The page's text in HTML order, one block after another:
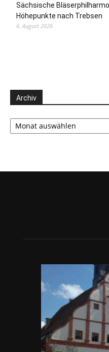
Sächsische
Höhepunkte nach Trebsen
6. August 2026
Archiv
Archiv